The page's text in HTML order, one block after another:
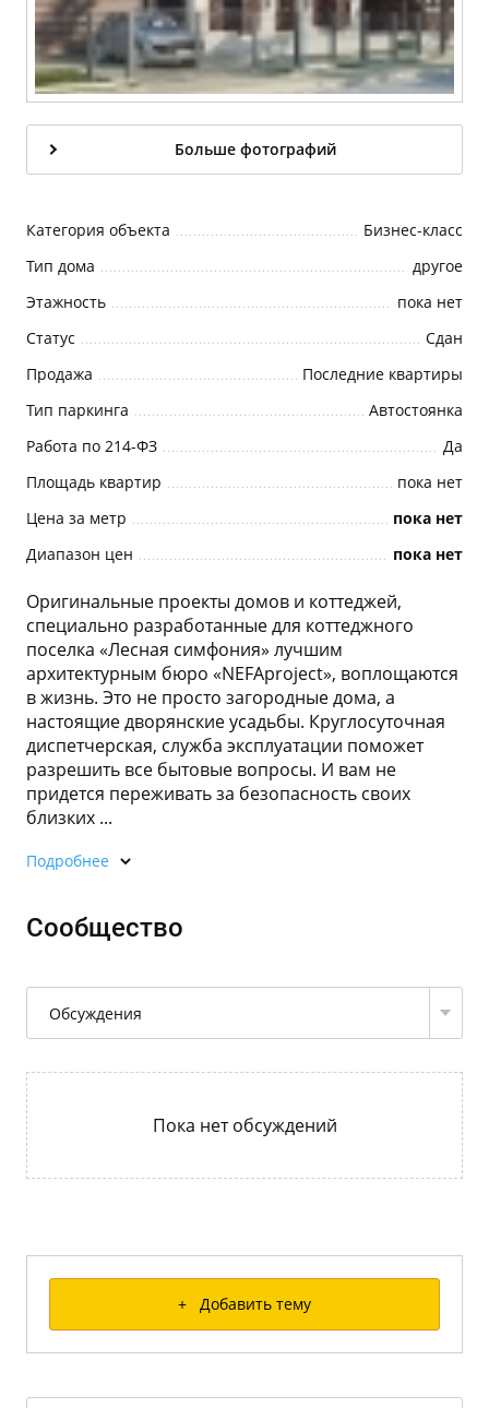
Больше фотографий
Категория объекта
Бизнес-класс
Тип дома
другое
Этажность
пока нет
Статус
Cдан
Продажа
Последние квартиры
Тип паркинга
Автостоянка
Работа по 214-ФЗ
Да
Площадь квартир
пока нет
Цена за метр
пока нет
Диапазон цен
пока нет
Оригинальные проекты домов и коттеджей,
специально разработанные для коттеджного
поселка «Лесная симфония» лучшим
архитектурным бюро «NEFAproject», воплощаются
в жизнь. Это не просто загородные дома, а
настоящие дворянские усадьбы. Круглосуточная
диспетчерская, служба эксплуатации поможет
разрешить все бытовые вопросы. И вам не
придется переживать за безопасность своих
близких ...
Подробнее
Сообщество
Обсуждения
Пока нет обсуждений
+ Добавить тему